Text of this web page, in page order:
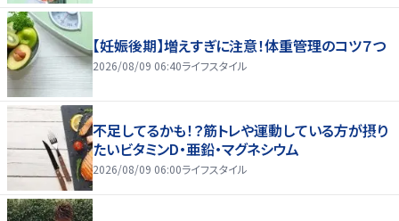
【妊娠後期】増えすぎに注意！体重管理のコツ７つ
2026/08/09 06:40ライフスタイル
不足してるかも！？筋トレや運動している方が摂り
たいビタミンD・亜鉛・マグネシウム
2026/08/09 06:00ライフスタイル